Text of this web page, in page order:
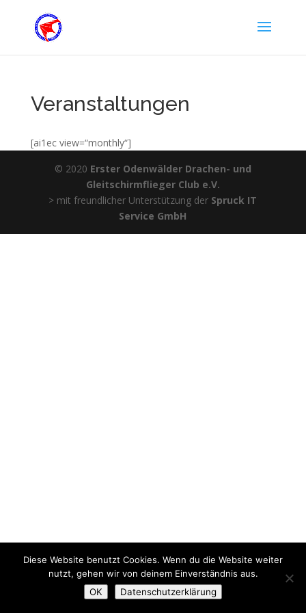
Veranstaltungen
[ai1ec view=“monthly“]
© 2020 Erster Odenwälder Drachen- und
Gleitschirmflieger Club e.V.
> mit freundlicher Unterstützung der Spruck IT
Service GmbH
Diese Website benutzt Cookies. Wenn du die Website weiter
nutzt, gehen wir von deinem Einverständnis aus.
OK
Datenschutzerklärung